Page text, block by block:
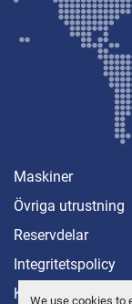
We use cookies to
Maskiner
Övriga utrustning
Reservdelar
Integritetspolicy
Kontakt